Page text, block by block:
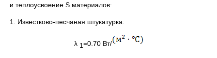
и теплоусвоение S материалов:
1. Известково-песчаная штукатурка:
λ1=0.70 Вт/